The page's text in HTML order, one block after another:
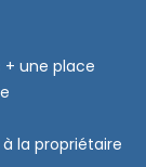
+ une place
la propriétaire